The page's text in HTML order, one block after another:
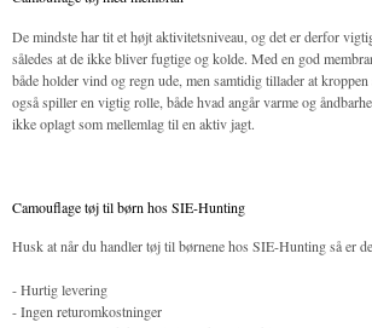
De mindste har tit et højt aktivitetsniveau, og det er derfor
således at de ikke bliver fugtige og kolde. Med en god
både holder vind og regn ude, men samtidig tillader at
også spiller en vigtig rolle, både hvad angår varme og
ikke oplagt som mellemlag til en aktiv jagt.
Camouflage tøj til børn hos SIE-Hunting
Husk at når du handler tøj til børnene hos SIE-Hunting så er
- Hurtig levering
- Ingen returomkostninger